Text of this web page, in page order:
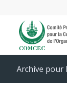
Archive pour